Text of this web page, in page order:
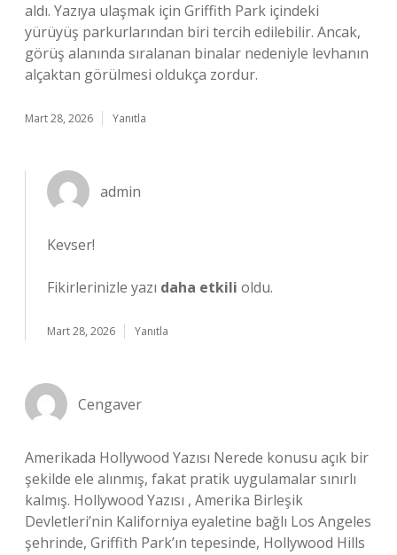
aldı. Yazıya ulaşmak için Griffith Park içindeki
yürüyüş parkurlarından biri tercih edilebilir. Ancak,
görüş alanında sıralanan binalar nedeniyle levhanın
alçaktan görülmesi oldukça zordur.
Mart 28, 2026 Yanıtla
admin
Kevser!
Fikirlerinizle yazı daha etkili oldu.
Mart 28, 2026 Yanıtla
Cengaver
Amerikada Hollywood Yazısı Nerede konusu açık bir
şekilde ele alınmış, fakat pratik uygulamalar sınırlı
kalmış. Hollywood Yazısı , Amerika Birleşik
Devletleri’nin Kaliforniya eyaletine bağlı Los Angeles
şehrinde, Griffith Park’ın tepesinde, Hollywood Hills